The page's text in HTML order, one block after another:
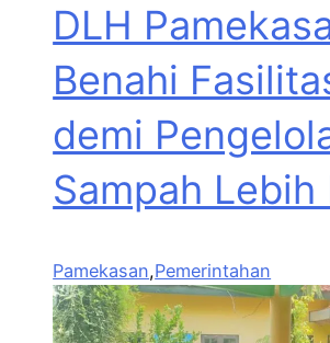
DLH
Benahi
demi
Sampah Lebih
Pamekasan,Pemerintahan